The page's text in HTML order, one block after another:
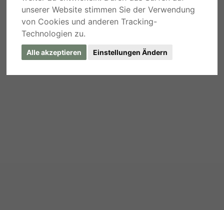
unserer Website stimmen Sie der Verwendung
von Cookies und anderen Tracking-
Technologien zu.
Alle akzeptieren Einstellungen Ändern